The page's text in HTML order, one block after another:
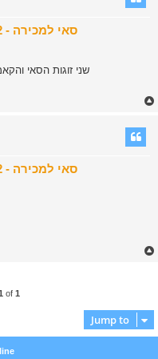
Re: סאי למכירה - 2 סאי גדולים (חצי מטר) לתצוגה
שני זוגות הסאי
Re: סאי למכירה - 2 סאי גדולים (חצי מטר) לתצוגה
of 1
Jump to